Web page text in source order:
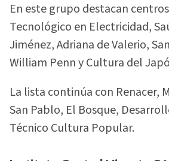
En este grupo destacan
Tecnológico en Electricidad,
Jiménez, Adriana de Valerio,
William Penn y Cultura del
La lista continúa con Renacer,
San Pablo, El Bosque,
Técnico Cultura Popular.